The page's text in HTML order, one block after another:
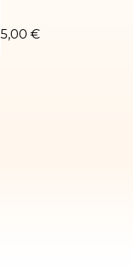
5,00 €